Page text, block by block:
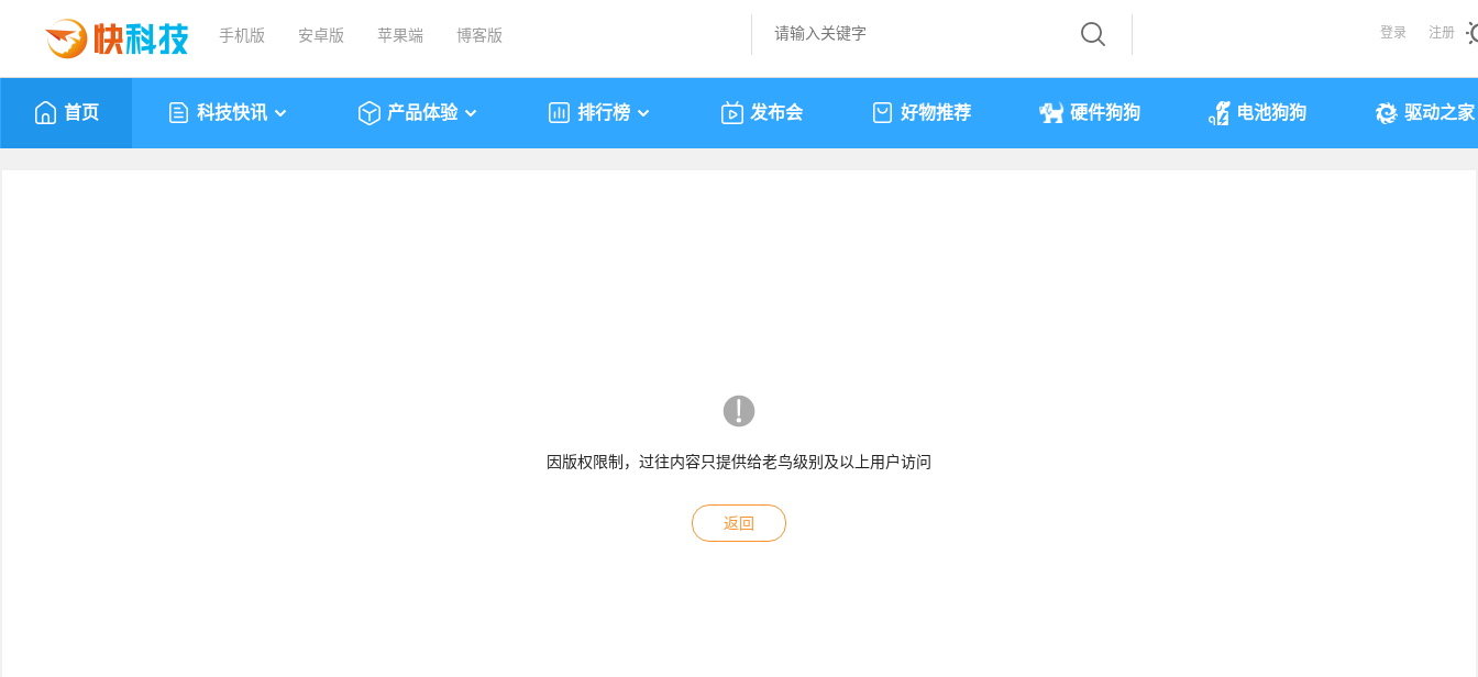
手机版 安卓版 苹果端 博客版 登录 注册
首页 科技快讯 产品体验 排行榜 发布会 好物推荐 硬件狗狗 电池狗狗 驱动之家
因版权限制，过往内容只提供给老鸟级别及以上用户访问
返回